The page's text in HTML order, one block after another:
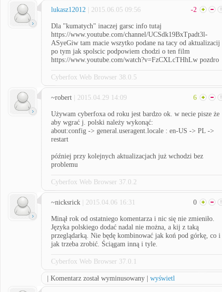
lukasz12012 | 2015.06.05 09:56 -2
Dla "kumatych" inaczej garsc info tutaj
https://www.youtube.com/channel/UCSdk19BxTpadt3l-
ASyeGiw tam macie wszytko podane na tacy od aktualizacij
po tym jak spolscic podpowiem chodzi o ten film
https://www.youtube.com/watch?v=FzCXLcTHhLw pozdro
Cyberfox Web Browser 38.0.5
~robert | 2015.04.29 14:09 6
Używam cyberfoxa od roku jest bardzo ok. w necie pisze że
aby wgrać j. polski należy wykonąć:
about:config -> general.useragent.locale : en-US -> PL ->
restart
później przy kolejnych aktualizacjach już wchodzi bez
problemu
Cyberfox Web Browser 37.0.2
~nicksrick | 2015.04.06 16:31 0
Minął rok od ostatniego komentarza i nic się nie zmieniło.
Języka polskiego dodać nadal nie można, a kij z taką
przeglądarką. Nie będę kombinować jak koń pod górkę, co i
jak trzeba zrobić. Ściągam inną i tyle.
Cyberfox Web Browser 37.0.1
| Komentarz został wyminusowany | wyświetl